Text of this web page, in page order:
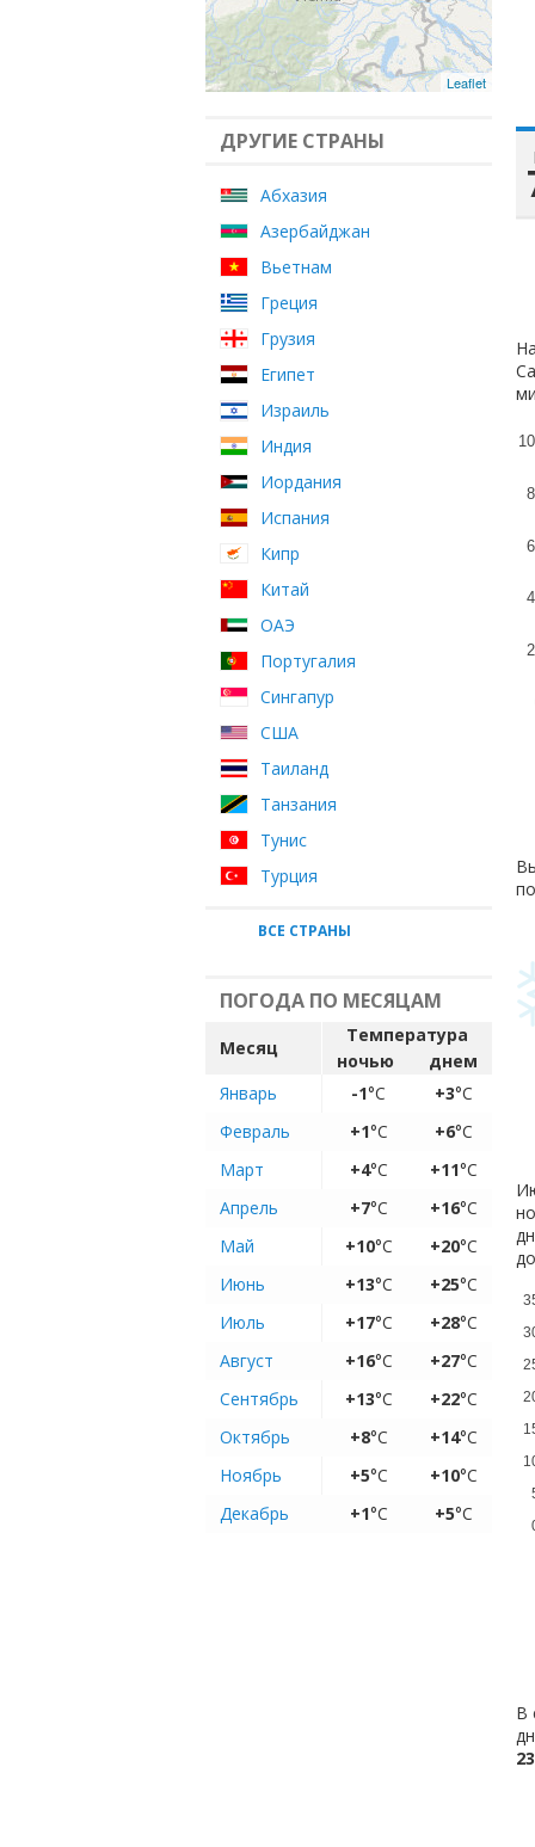
Leaflet
ДРУГИЕ СТРАНЫ
Абхазия
Азербайджан
Вьетнам
Греция
Грузия
Египет
Израиль
Индия
Иордания
Испания
Кипр
Китай
ОАЭ
Португалия
Сингапур
США
Таиланд
Танзания
Тунис
Турция
ВСЕ СТРАНЫ
ПОГОДА ПО МЕСЯЦАМ
Месяц
Температура
ночью
днем
Январь
-1°C +3°C
Февраль
+1°C +6°C
Март
+4°C +11°C
Апрель
+7°C +16°C
Май
+10°C +20°C
Июнь
+13°C +25°C
Июль
+17°C +28°C
Август
+16°C +27°C
Сентябрь
+13°C +22°C
Октябрь
+8°C +14°C
Ноябрь
+5°C +10°C
Декабрь
+1°C +5°C
В